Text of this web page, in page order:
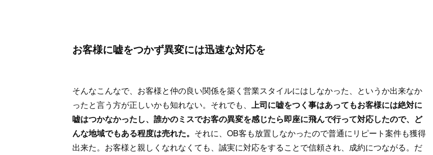
お客様に嘘をつかず異変には迅速な対応を
そんなこんなで、お客様と仲の良い関係を築く営業スタイルにはしなかった、というか出来なか
ったと言う方が正しいかも知れない。それでも、 上司に嘘をつく事はあってもお客様には絶対に
嘘はつかなかったし、誰かのミスでお客の異変を感じたら即座に飛んで行って対応したので、ど
んな地域でもある程度は売れた。 それに、OB客も放置しなかったので普通にリピート案件も獲得
出来た。お客様と親しくなれなくても、誠実に対応をすることで信頼され、成約につながる。だ